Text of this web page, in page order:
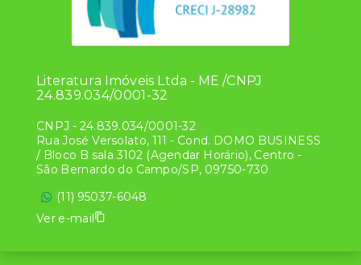
Literatura Imóveis Ltda - ME /CNPJ
24.839.034/0001-32
CNPJ - 24.839.034/0001-32
Rua José Versolato, 111 - Cond. DOMO BUSINESS
/ Bloco B sala 3102 (Agendar Horário), Centro -
São Bernardo do Campo/SP, 09750-730
(11) 95037-6048
Ver e-mail